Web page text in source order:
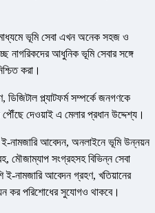
ভূমি সেবা এখন অনেক সহজ ও
নাগরিকদের আধুনিক ভূমি সেবার সঙ্গে
করা।
প্ল্যাটফর্ম সম্পর্কে জনগণকে
পৌঁছে দেওয়াই এ মেলার প্রধান উদ্দেশ্য।
ই-নামজারি আবেদন, অনলাইনে ভূমি উন্নয়ন
মৌজাম্যাপ সংগ্রহসহ বিভিন্ন সেবা
ই-নামজারি আবেদন গ্রহণ, খতিয়ানের
কর পরিশোধের সুযোগও থাকবে।